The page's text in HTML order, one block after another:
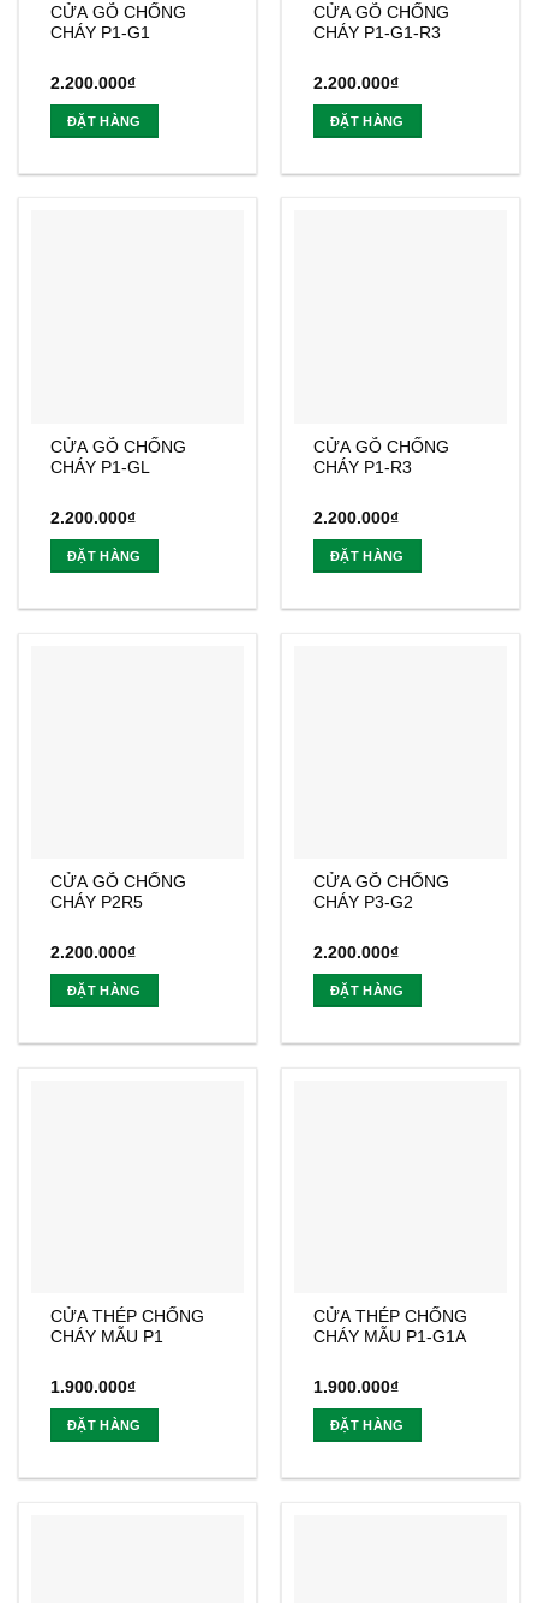
CỬA GỖ CHỐNG
CHÁY P1-G1
2.200.000₫
ĐẶT HÀNG
CỬA GỖ CHỐNG
CHÁY P1-G1-R3
2.200.000₫
ĐẶT HÀNG
CỬA GỖ CHỐNG
CHÁY P1-GL
2.200.000₫
ĐẶT HÀNG
CỬA GỖ CHỐNG
CHÁY P1-R3
2.200.000₫
ĐẶT HÀNG
CỬA GỖ CHỐNG
CHÁY P2R5
2.200.000₫
ĐẶT HÀNG
CỬA GỖ CHỐNG
CHÁY P3-G2
2.200.000₫
ĐẶT HÀNG
CỬA THÉP CHỐNG
CHÁY MẪU P1
1.900.000₫
ĐẶT HÀNG
CỬA THÉP CHỐNG
CHÁY MẪU P1-G1A
1.900.000₫
ĐẶT HÀNG